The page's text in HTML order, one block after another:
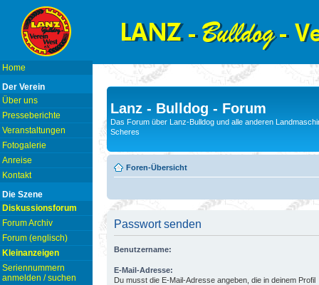
Home
Der Verein
Über uns
Presseberichte
Veranstaltungen
Fotogalerie
Anreise
Kontakt
Die Szene
Diskussionsforum
Forum Archiv
Forum (englisch)
Kleinanzeigen
Seriennummern
anmelden / suchen
Lanz - Bulldog - Forum
Das Forum über Lanz-Bulldog und alle anderen
Scheres
Foren-Übersicht
Passwort senden
Benutzername:
E-Mail-Adresse:
Du musst die E-Mail-Adresse angeben, die in deinem Profil